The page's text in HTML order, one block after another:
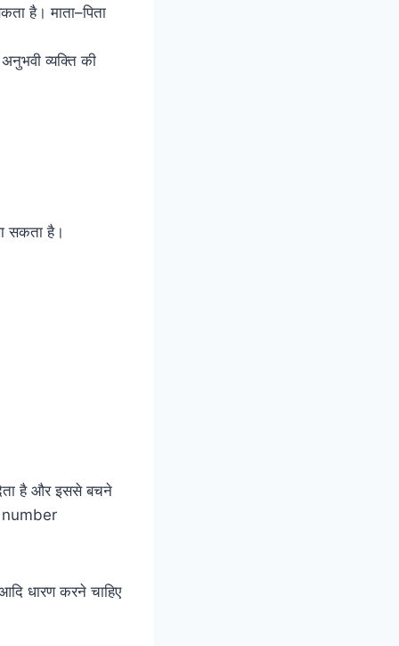
है। माता–पिता
व्यक्ति की
सकता है।
है और इससे बचने
number
धारण करने चाहिए